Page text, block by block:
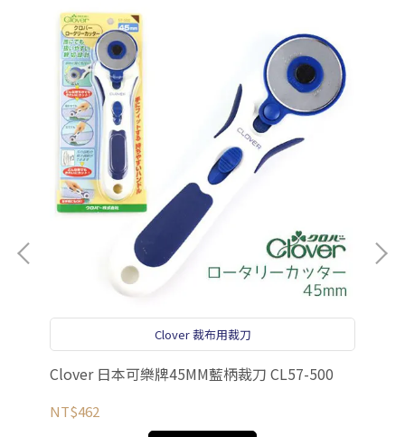
Clover 裁布用裁刀
Clover 日本可樂牌45MM藍柄裁刀 CL57-500
NT$462